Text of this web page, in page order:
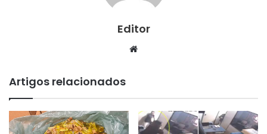
Editor
Website
Artigos relacionados